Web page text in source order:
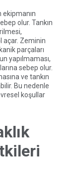
ekipmanın
olur. Tankın
açar. Zeminin
parçaları
yapılmaması,
sebep olur.
ve tankın
Bu nedenle
koşullar